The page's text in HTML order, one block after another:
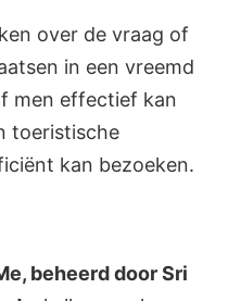
over de vraag of
in een vreemd
men effectief kan
toeristische
kan bezoeken.
beheerd door Sri